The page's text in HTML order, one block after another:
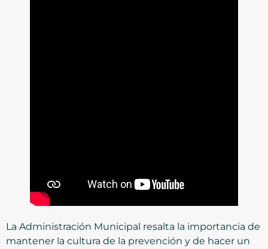
La Administración Municipal resalta la importancia de
mantener la cultura de la prevención y de hacer un